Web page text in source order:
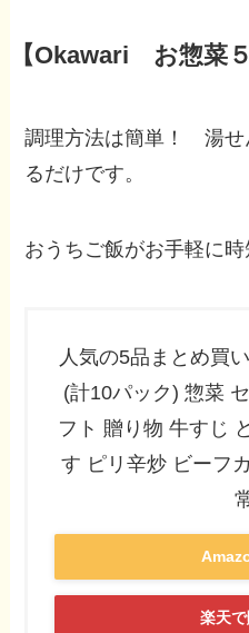
【Okawari お惣菜
調理方法は簡単！ 湯せ
るだけです。
おうちご飯がお手軽に
人気の5品まとめ買
(計10パック) 惣菜
フト 贈り物 牛すじ
す ピリ辛炒 ビーフ
楽天